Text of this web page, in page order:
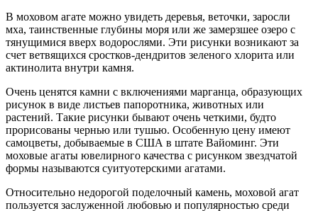
В моховом агате можно увидеть деревья, веточки, заросли
мха, таинственные глубины моря или же замерзшее озеро с
тянущимися вверх водорослями. Эти рисунки возникают за
счет ветвящихся сростков-дендритов зеленого хлорита или
актинолита внутри камня.
Очень ценятся камни с включениями марганца, образующих
рисунок в виде листьев папоротника, животных или
растений. Такие рисунки бывают очень четкими, будто
прорисованы чернью или тушью. Особенную цену имеют
самоцветы, добываемые в США в штате Вайоминг. Эти
моховые агаты ювелирного качества с рисунком звездчатой
формы называются суитуотерскими агатами.
Относительно недорогой поделочный камень, моховой агат
пользуется заслуженной любовью и популярностью среди